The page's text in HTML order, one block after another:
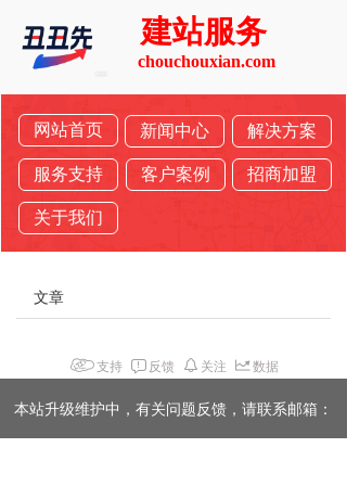
建站服务
chouchouxian.com
网站首页 新闻中心 解决方案
服务支持 客户案例 招商加盟
关于我们
文章
支持 反馈 关注 数据
本站升级维护中，有关问题反馈，请联系邮箱：